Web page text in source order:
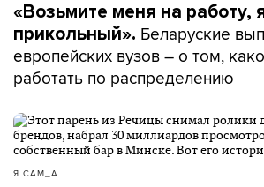
«Возьмите меня на работу,
прикольный». Беларуские
европейских вузов – о том,
работать по распределению
Я САМ_А